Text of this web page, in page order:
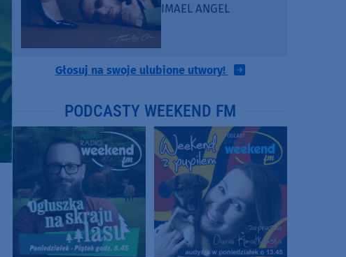
IMAEL ANGEL
Głosuj na swoje ulubione utwory!
PODCASTY WEEKEND FM